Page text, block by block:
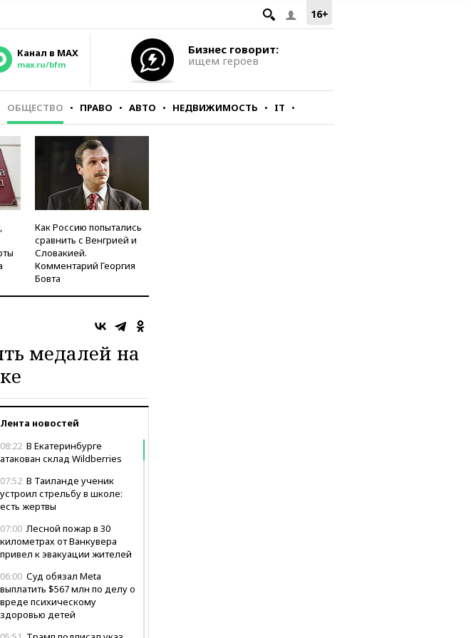
16+
Канал в MAX
max.ru/bfm
Бизнес говорит:
ищем героев
ОБЩЕСТВО ПРАВО АВТО НЕДВИЖИМОСТЬ IT
Как Россию попытались
сравнить с Венгрией и
Словакией.
Комментарий Георгия
Бовта
медалей на
Лента новостей
08:22 В Екатеринбурге
атакован склад Wildberries
07:52 В Таиланде ученик
устроил стрельбу в школе:
есть жертвы
07:00 Лесной пожар в 30
километрах от Ванкувера
привел к эвакуации жителей
06:00 Суд обязал Meta
выплатить $567 млн по делу о
вреде психическому
здоровью детей